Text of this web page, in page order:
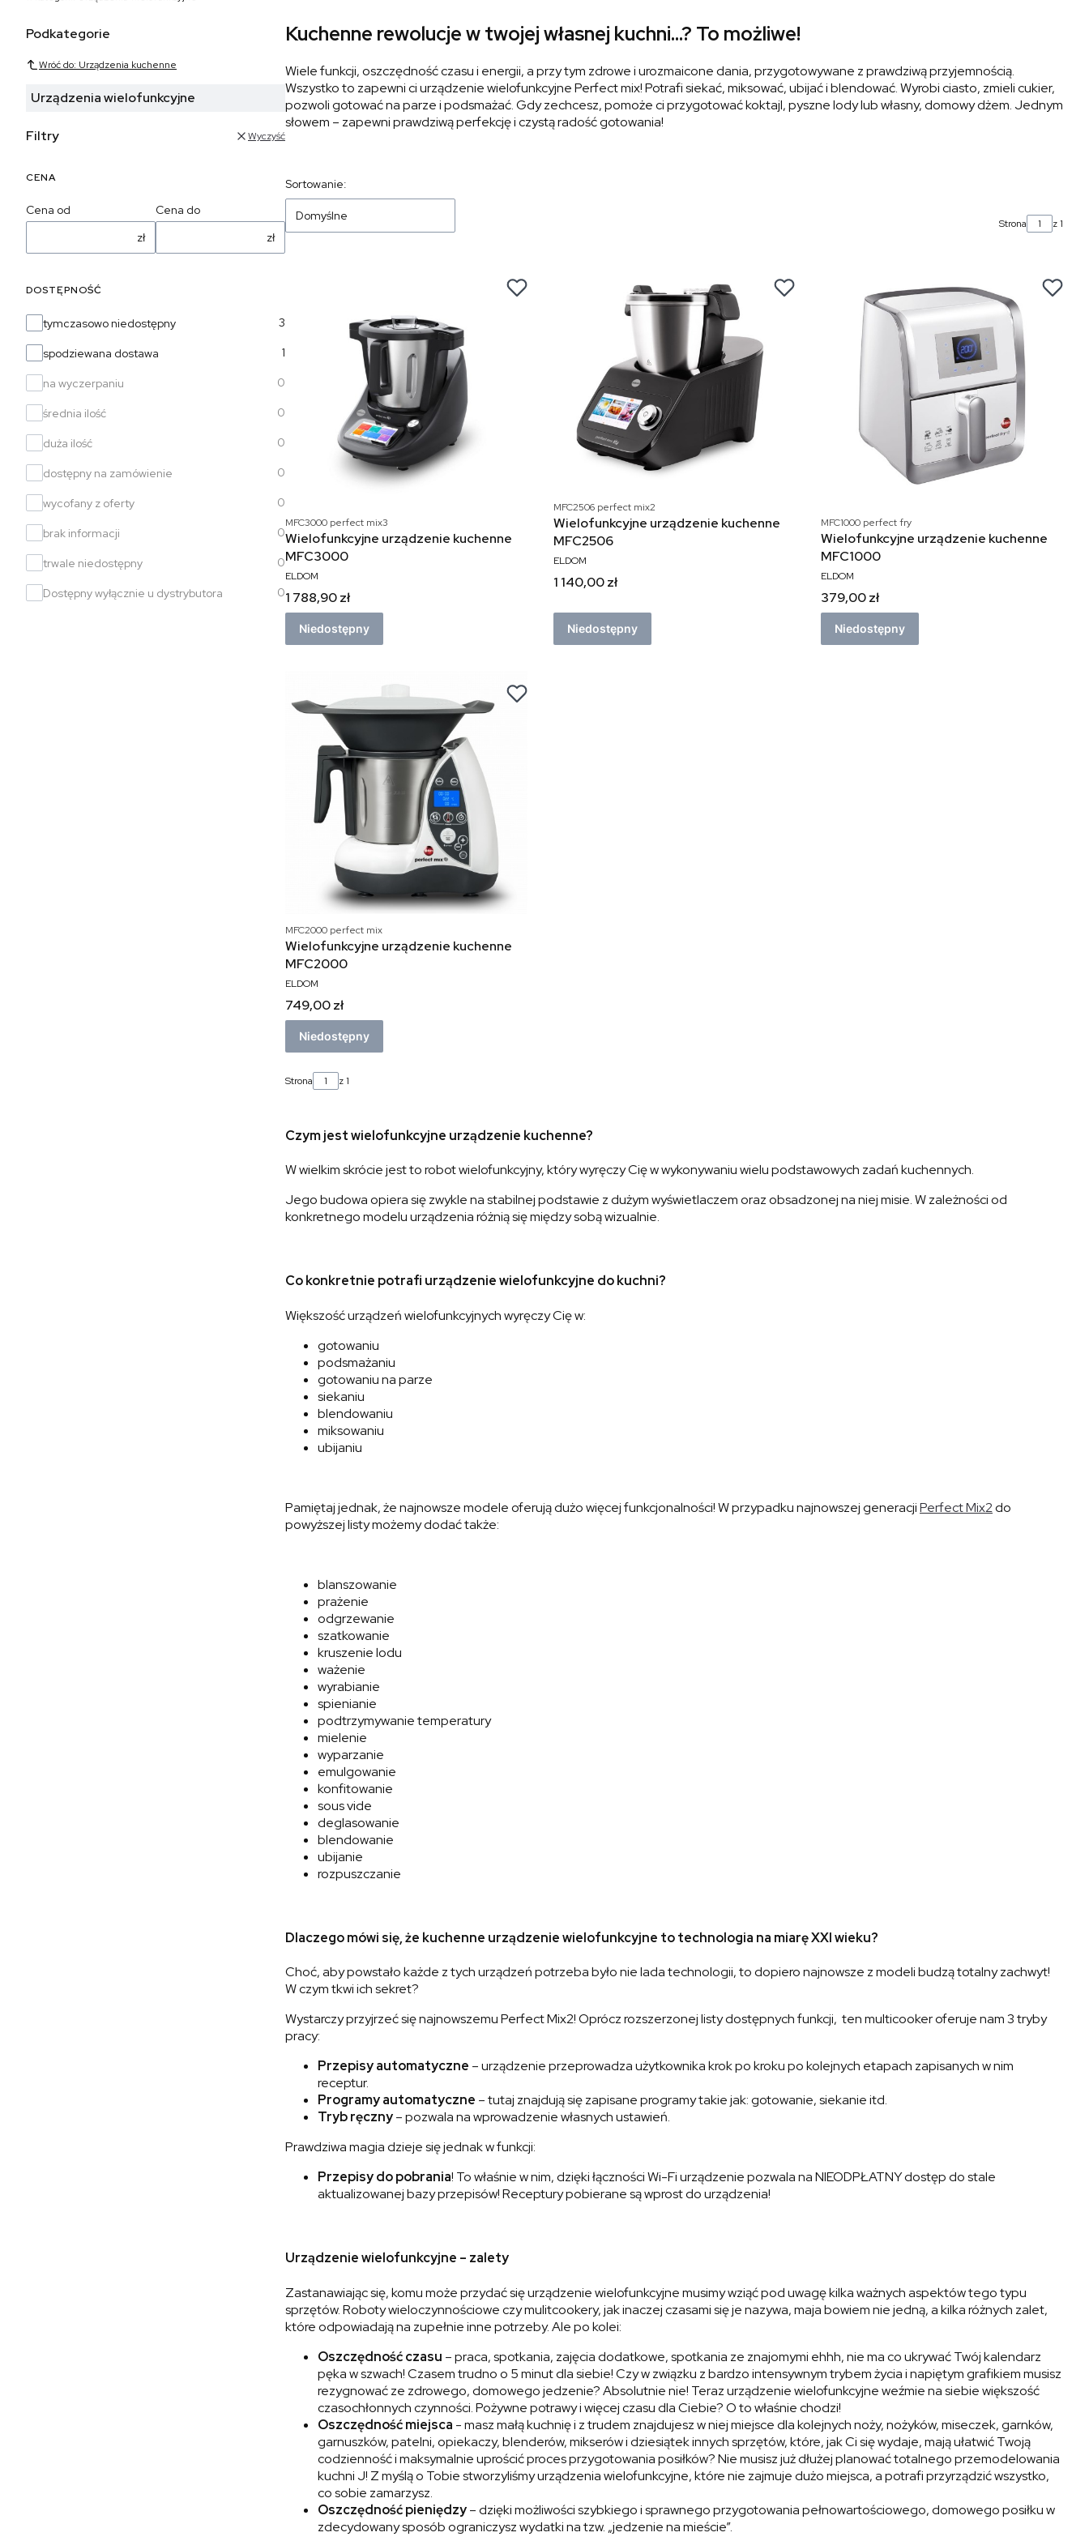
Podkategorie
Wróć do: Urządzenia kuchenne
Urządzenia wielofunkcyjne
Filtry Wyczyść
CENA
Cena od
zł
Cena do
zł
DOSTĘPNOŚĆ
Dostępność
tymczasowo niedostępny 3
spodziewana dostawa 1
na wyczerpaniu 0
średnia ilość 0
duża ilość 0
dostępny na zamówienie 0
wycofany z oferty 0
brak informacji 0
trwale niedostępny 0
Dostępny wyłącznie u dystrybutora 0
Kuchenne rewolucje w twojej własnej kuchni…? To możliwe!
Wiele funkcji, oszczędność czasu i energii, a przy tym zdrowe i urozmaicone dania, przygotowywane z prawdziwą przyjemnością.
Wszystko to zapewni ci urządzenie wielofunkcyjne Perfect mix! Potrafi siekać, miksować, ubijać i blendować. Wyrobi ciasto, zmieli cukier,
pozwoli gotować na parze i podsmażać. Gdy zechcesz, pomoże ci przygotować koktajl, pyszne lody lub własny, domowy dżem. Jednym
słowem – zapewni prawdziwą perfekcję i czystą radość gotowania!
Sortowanie:
Domyślne
Strona z 1
MFC3000 perfect mix3
Wielofunkcyjne urządzenie kuchenne
MFC3000
ELDOM
1 788,90 zł
Niedostępny
MFC2506 perfect mix2
Wielofunkcyjne urządzenie kuchenne
MFC2506
ELDOM
1 140,00 zł
Niedostępny
MFC1000 perfect fry
Wielofunkcyjne urządzenie kuchenne
MFC1000
ELDOM
379,00 zł
Niedostępny
MFC2000 perfect mix
Wielofunkcyjne urządzenie kuchenne
MFC2000
ELDOM
749,00 zł
Niedostępny
Strona z 1
Czym jest wielofunkcyjne urządzenie kuchenne?
W wielkim skrócie jest to robot wielofunkcyjny, który wyręczy Cię w wykonywaniu wielu podstawowych zadań kuchennych.
Jego budowa opiera się zwykle na stabilnej podstawie z dużym wyświetlaczem oraz obsadzonej na niej misie. W zależności od
konkretnego modelu urządzenia różnią się między sobą wizualnie.
Co konkretnie potrafi urządzenie wielofunkcyjne do kuchni?
Większość urządzeń wielofunkcyjnych wyręczy Cię w:
gotowaniu
podsmażaniu
gotowaniu na parze
siekaniu
blendowaniu
miksowaniu
ubijaniu
Pamiętaj jednak, że najnowsze modele oferują dużo więcej funkcjonalności! W przypadku najnowszej generacjiPerfect Mix2do
powyższej listy możemy dodać także:
blanszowanie
prażenie
odgrzewanie
szatkowanie
kruszenie lodu
ważenie
wyrabianie
spienianie
podtrzymywanie temperatury
mielenie
wyparzanie
emulgowanie
konfitowanie
sous vide
deglasowanie
blendowanie
ubijanie
rozpuszczanie
Dlaczego mówi się, że kuchenne urządzenie wielofunkcyjne to technologia na miarę XXI wieku?
Choć, aby powstało każde z tych urządzeń potrzeba było nie lada technologii, to dopiero najnowsze z modeli budzą totalny zachwyt!
W czym tkwi ich sekret?
Wystarczy przyjrzeć się najnowszemu Perfect Mix2! Oprócz rozszerzonej listy dostępnych funkcji, ten multicooker oferuje nam 3 tryby
pracy:
Przepisy automatyczne – urządzenie przeprowadza użytkownika krok po kroku po kolejnych etapach zapisanych w nim
receptur.
Programy automatyczne – tutaj znajdują się zapisane programy takie jak: gotowanie, siekanie itd.
Tryb ręczny– pozwala na wprowadzenie własnych ustawień.
Prawdziwa magia dzieje się jednak w funkcji:
Przepisy do pobrania! To właśnie w nim, dzięki łączności Wi-Fi urządzenie pozwala na NIEODPŁATNY dostęp do stale
aktualizowanej bazy przepisów! Receptury pobierane są wprost do urządzenia!
Urządzenie wielofunkcyjne – zalety
Zastanawiając się, komu może przydać się urządzenie wielofunkcyjne musimy wziąć pod uwagę kilka ważnych aspektów tego typu
sprzętów. Roboty wieloczynnościowe czy mulitcookery, jak inaczej czasami się je nazywa, maja bowiem nie jedną, a kilka różnych zalet,
które odpowiadają na zupełnie inne potrzeby. Ale po kolei:
Oszczędność czasu – praca, spotkania, zajęcia dodatkowe, spotkania ze znajomymi ehhh, nie ma co ukrywać Twój kalendarz
pęka w szwach! Czasem trudno o 5 minut dla siebie! Czy w związku z bardzo intensywnym trybem życia i napiętym grafikiem musisz
rezygnować ze zdrowego, domowego jedzenie? Absolutnie nie! Teraz urządzenie wielofunkcyjne weźmie na siebie większość
czasochłonnych czynności. Pożywne potrawy i więcej czasu dla Ciebie? O to właśnie chodzi!
Oszczędność miejsca - masz małą kuchnię i z trudem znajdujesz w niej miejsce dla kolejnych noży, nożyków, miseczek, garnków,
garnuszków, patelni, opiekaczy, blenderów, mikserów i dziesiątek innych sprzętów, które, jak Ci się wydaje, mają ułatwić Twoją
codzienność i maksymalnie uprościć proces przygotowania posiłków? Nie musisz już dłużej planować totalnego przemodelowania
kuchni J! Z myślą o Tobie stworzyliśmy urządzenia wielofunkcyjne, które nie zajmuje dużo miejsca, a potrafi przyrządzić wszystko,
co sobie zamarzysz.
Oszczędność pieniędzy– dzięki możliwości szybkiego i sprawnego przygotowania pełnowartościowego, domowego posiłku w
zdecydowany sposób ograniczysz wydatki na tzw. „jedzenie na mieście”.